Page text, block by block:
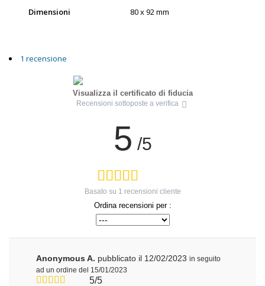
Dimensioni 80 x 92 mm
1 recensione
Visualizza il certificato di fiducia
Recensioni sottoposte a verifica
5 /5
Basato su 1 recensioni cliente
Ordina recensioni per :
Anonymous A. pubblicato il 12/02/2023 in seguito
ad un ordine del 15/01/2023
5/5